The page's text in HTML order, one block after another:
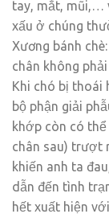
tay, mắt, mũi,…
xấu ở chúng
Xương bánh
chân không
Khi chó bị thoái
bộ phận giải
khớp còn có
chân sau) trượt
khiến anh ta
dẫn đến tình
hết xuất hiện